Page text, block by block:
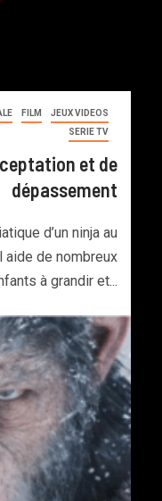
FILM
JEUX VIDEOS
SERIE TV
et de
dépassement
d’un ninja au
de nombreux
à grandir et...